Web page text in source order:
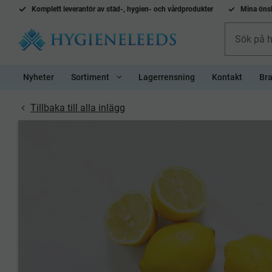
Komplett leverantör av städ-, hygien- och vårdprodukter Mina
Nyheter Sortiment Lagerrensning Kontakt
Tillbaka till alla inlägg